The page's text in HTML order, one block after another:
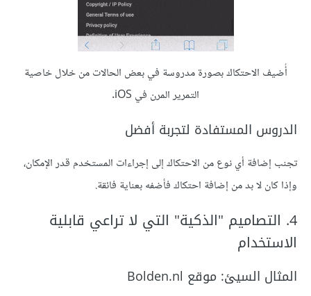
أُضيف الاحتكاك بصورة مدروسة في بعض الحالات من خلال خاصية
التمرير المرن في iOS.
الدروس المستفادة لتجربة أفضل
تجنب إضافة أي نوع من الاحتكاك إلى إجراءات المستخدم قدر الإمكان،
وإذا كان لا بد من إضافة احتكاك فأضفه بعناية فائقة.
4. التصاميم "الذكية" التي لا تراعي قابلية
الاستخدام
المثال السيئ: موقع Bolden.nl